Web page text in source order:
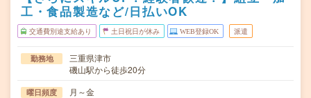
工・食品製造など/日払いOK
交通費別途支給あり 土日祝日が休み WEB登録OK 派遣
勤務地
三重県津市
磯山駅から徒歩20分
曜日頻度 月～金